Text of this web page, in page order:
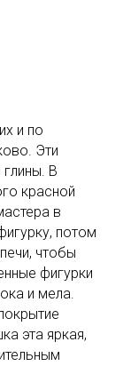
и по
Эти
В
красной
в
потом
чтобы
фигурки
и мела.
эта яркая,